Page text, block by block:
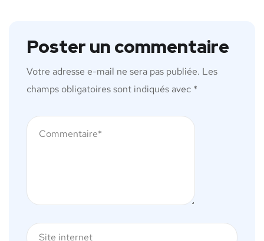
Poster un commentaire
Votre adresse e-mail ne sera pas publiée. Les
champs obligatoires sont indiqués avec *